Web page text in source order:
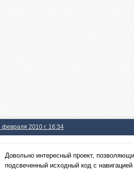
февраля 2010 г. 16:34
Довольно интересный проект,
подсвеченный исходный код с